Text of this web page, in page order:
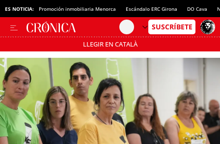
ES NOTICIA: Promoción inmobiliaria Menorca Escándalo ERC Girona DO Cava
LLEGIR EN CATALÀ
Pásate al MODO AHORRO